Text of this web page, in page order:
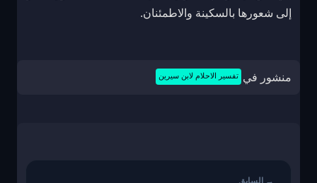
إلى شعورها بالسكينة والاطمئنان.
منشور في تفسير الاحلام لابن سيرين